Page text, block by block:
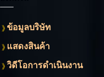
ข้อมูลบริษัท
แสดงสินค้า
วิดีโอการดําเนินงาน